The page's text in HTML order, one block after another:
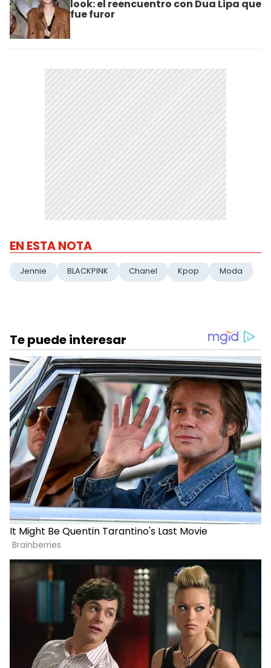
look: el reencuentro con Dua Lipa que
fue furor
EN ESTA NOTA
Jennie BLACKPINK Chanel Kpop Moda